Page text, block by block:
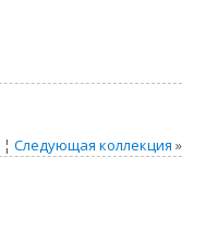
¦ Следующая коллекция »